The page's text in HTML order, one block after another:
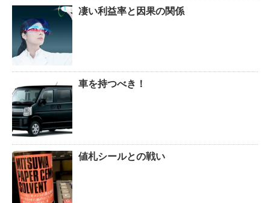
凄い利益率と因果の関係
車を持つべき！
値札シールとの戦い